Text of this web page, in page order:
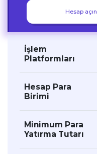
Hesap açın
İşlem
Platformları
Hesap Para
Birimi
Minimum Para
Yatırma Tutarı